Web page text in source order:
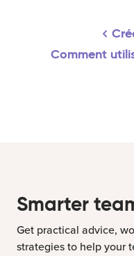
Comment
Smarter
Get practical advice,
strategies to help your